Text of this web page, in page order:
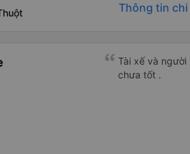
Thông tin
Tài xế và
chưa tốt .